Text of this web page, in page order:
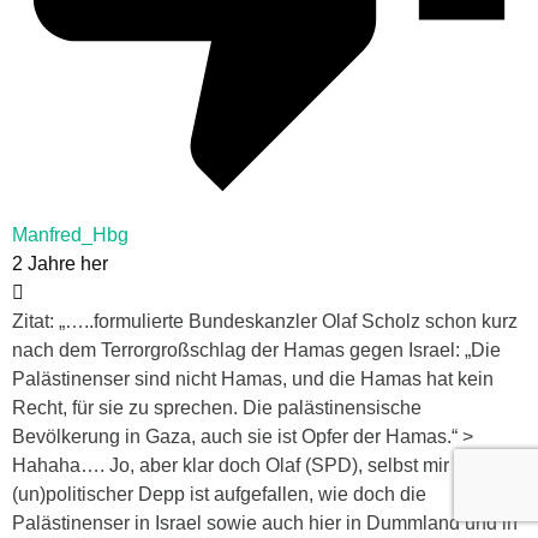
Manfred_Hbg
2 Jahre her
Zitat: „…..formulierte Bundeskanzler Olaf Scholz schon kurz
nach dem Terrorgroßschlag der Hamas gegen Israel: „Die
Palästinenser sind nicht Hamas, und die Hamas hat kein
Recht, für sie zu sprechen. Die palästinensische
Bevölkerung in Gaza, auch sie ist Opfer der Hamas.“ >
Hahaha…. Jo, aber klar doch Olaf (SPD), selbst mir
(un)politischer Depp ist aufgefallen, wie doch die
Palästinenser in Israel sowie auch hier in Dummland und in